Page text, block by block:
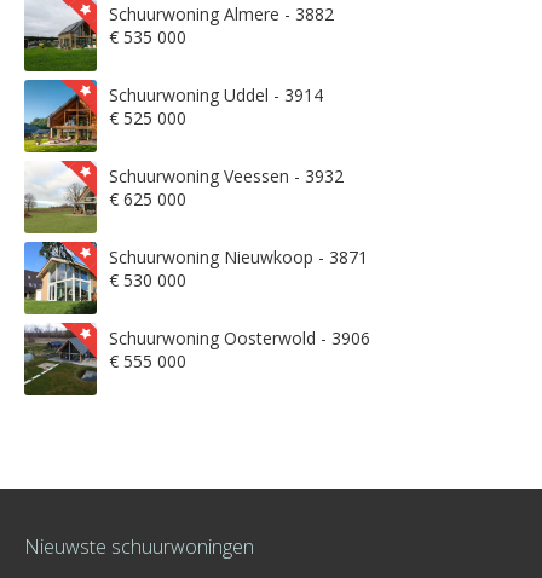
Schuurwoning Almere - 3882
€ 535 000
Schuurwoning Uddel - 3914
€ 525 000
Schuurwoning Veessen - 3932
€ 625 000
Schuurwoning Nieuwkoop - 3871
€ 530 000
Schuurwoning Oosterwold - 3906
€ 555 000
Nieuwste schuurwoningen